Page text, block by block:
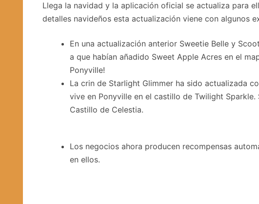
Llega la navidad y la aplicación oficial se actualiza para
detalles navideños esta actualización viene con algunos
En una actualización anterior Sweetie Belle y
a que habían añadido Sweet Apple Acres en el
Ponyville!
La crin de Starlight Glimmer ha sido actualizada
vive en Ponyville en el castillo de Twilight
Castillo de Celestia.
Los negocios ahora producen recompensas
en ellos.